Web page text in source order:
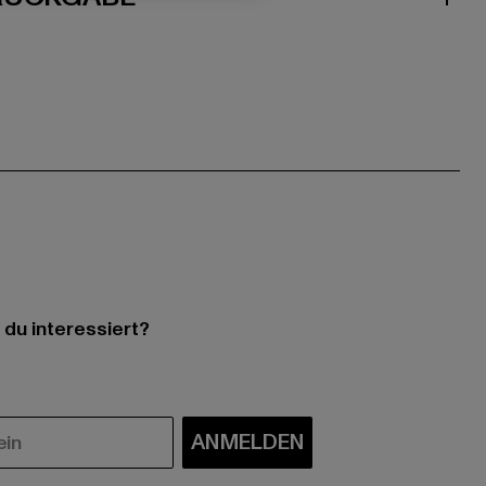
interessiert?
ANMELDEN